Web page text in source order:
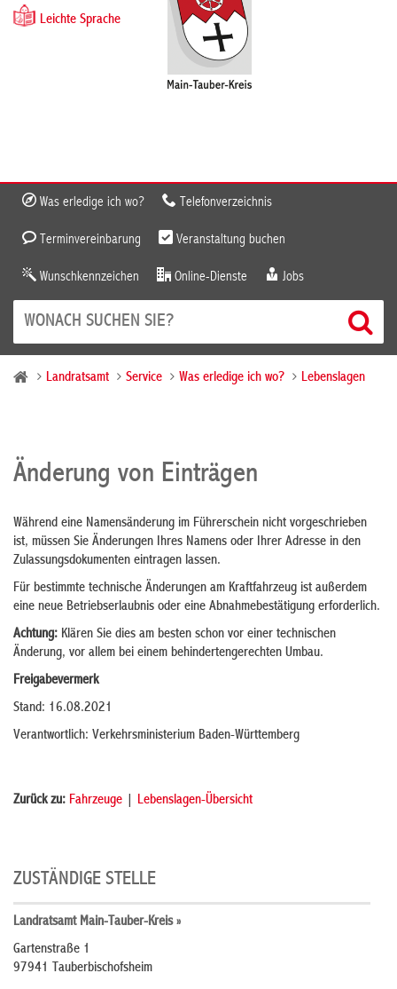
Leichte Sprache
Was erledige ich wo? Telefonverzeichnis
Terminvereinbarung Veranstaltung buchen
Wunschkennzeichen Online-Dienste Jobs
Landratsamt Service Was erledige ich wo? Lebenslagen
Änderung von Einträgen
Während eine Namensänderung im Führerschein nicht vorgeschrieben
ist, müssen Sie Änderungen Ihres Namens oder Ihrer Adresse in den
Zulassungsdokumenten eintragen lassen.
Für bestimmte technische Änderungen am Kraftfahrzeug ist außerdem
eine neue Betriebserlaubnis oder eine Abnahmebestätigung erforderlich.
Achtung: Klären Sie dies am besten schon vor einer technischen
Änderung, vor allem bei einem behindertengerechten Umbau.
Freigabevermerk
Stand: 16.08.2021
Verantwortlich: Verkehrsministerium Baden-Württemberg
Zurück zu: Fahrzeuge Lebenslagen-Übersicht
ZUSTÄNDIGE STELLE
Landratsamt Main-Tauber-Kreis »
Gartenstraße 1
97941 Tauberbischofsheim